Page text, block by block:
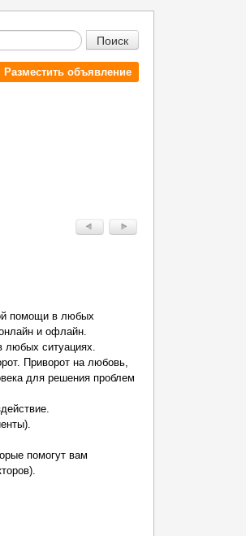
Поиск
Разместить объявление
помощи в любых
и офлайн.
любых ситуациях.
Приворот на любовь,
для решения проблем
помогут вам